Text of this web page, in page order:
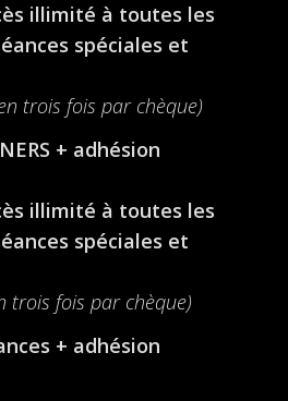
illimité à toutes les
spéciales et
trois fois par chèque)
+ adhésion
illimité à toutes les
spéciales et
trois fois par chèque)
+ adhésion